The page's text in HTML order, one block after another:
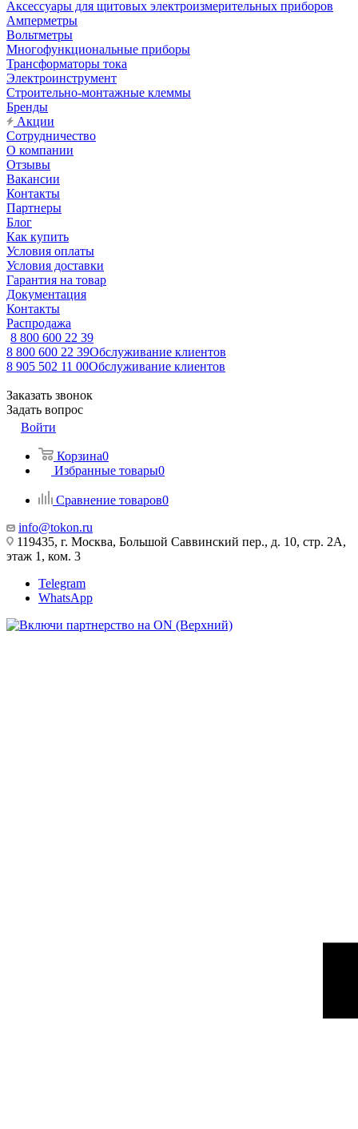
Аксессуары для щитовых электроизмерительных приборов
Амперметры
Вольтметры
Многофункциональные приборы
Трансформаторы тока
Электроинструмент
Строительно-монтажные клеммы
Бренды
Акции
Сотрудничество
О компании
Отзывы
Вакансии
Контакты
Партнеры
Блог
Как купить
Условия оплаты
Условия доставки
Гарантия на товар
Документация
Контакты
Распродажа
8 800 600 22 39
8 800 600 22 39Обслуживание клиентов
8 905 502 11 00Обслуживание клиентов
Заказать звонок
Задать вопрос
Войти
Корзина0
Избранные товары0
Сравнение товаров0
info@tokon.ru
119435, г. Москва, Большой Саввинский пер., д. 10, стр. 2А,
этаж 1, ком. 3
Telegram
WhatsApp